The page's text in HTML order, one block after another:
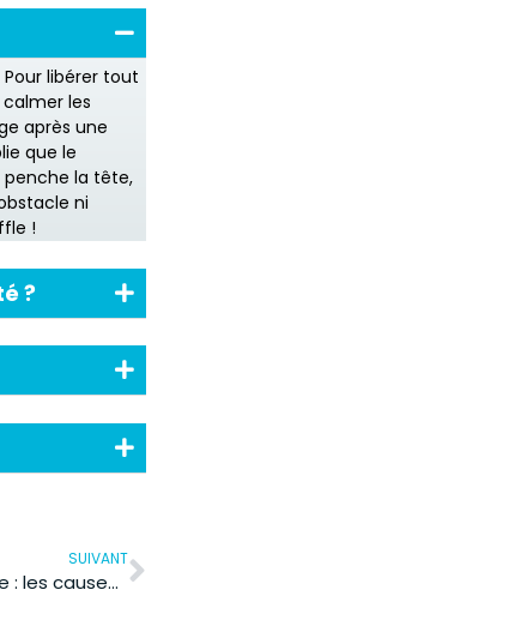
libérer tout
les
après une
que le
penche la tête,
ni
!
?
SUIVANT
Maladie Hoffmann chez l’adulte : les causes génétiques ou thyroïdiennes ?